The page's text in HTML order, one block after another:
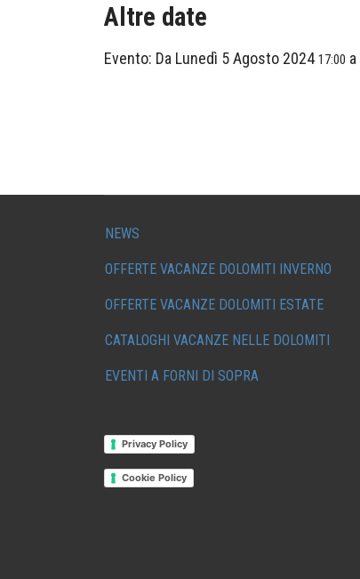
Altre date
Evento: Da Lunedì 5 Agosto 2024 17:00 a
NEWS
OFFERTE VACANZE DOLOMITI INVERNO
OFFERTE VACANZE DOLOMITI ESTATE
CATALOGHI VACANZE NELLE DOLOMITI
EVENTI A FORNI DI SOPRA
Privacy Policy
Cookie Policy